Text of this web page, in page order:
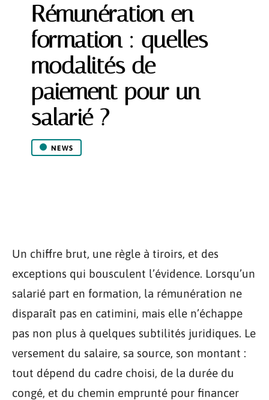
Rémunération en
formation : quelles
modalités de
paiement pour un
salarié ?
NEWS
Un chiffre brut, une règle à tiroirs, et des
exceptions qui bousculent l’évidence. Lorsqu’un
salarié part en formation, la rémunération ne
disparaît pas en catimini, mais elle n’échappe
pas non plus à quelques subtilités juridiques. Le
versement du salaire, sa source, son montant :
tout dépend du cadre choisi, de la durée du
congé, et du chemin emprunté pour financer